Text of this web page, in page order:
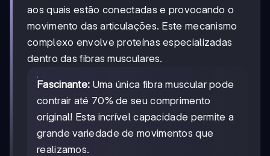
aos quais estão conectadas e provocando o
movimento das articulações. Este mecanismo
complexo envolve proteínas especializadas
dentro das fibras musculares.
Fascinante: Uma única fibra muscular pode
contrair até 70% de seu comprimento
original! Esta incrível capacidade permite a
grande variedade de movimentos que
realizamos.